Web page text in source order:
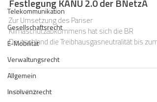
Telekommunikation
Gesellschaftsrecht
E-Mobilität
Verwaltungsrecht
Allgemein
Insolvenzrecht
Festlegung KANU 2.0 der BNetzA
Zur Umsetzung des Pariser
Klimaschutzabkommens hat sich die BR
Deutschland die Treibhausgasneutralität bis zum
4. Okt. 2024